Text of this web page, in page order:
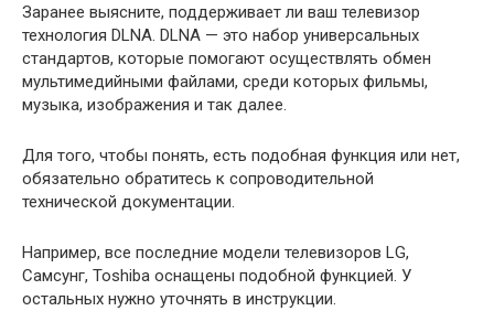
Заранее выясните, поддерживает ли ваш телевизор
технология DLNA. DLNA — это набор универсальных
стандартов, которые помогают осуществлять обмен
мультимедийными файлами, среди которых фильмы,
музыка, изображения и так далее.
Для того, чтобы понять, есть подобная функция или нет,
обязательно обратитесь к сопроводительной
технической документации.
Например, все последние модели телевизоров LG,
Самсунг, Toshiba оснащены подобной функцией. У
остальных нужно уточнять в инструкции.